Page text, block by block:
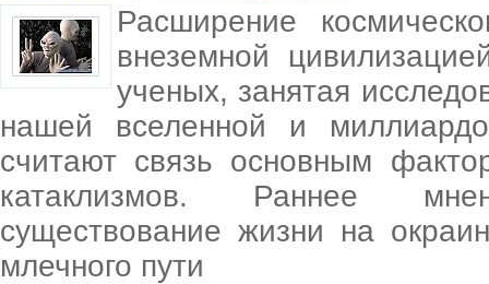
Расширение
внеземной
ученых, занятая
нашей вселенной и
считают связь основным
катаклизмов. Раннее
существование жизни на
млечного пути